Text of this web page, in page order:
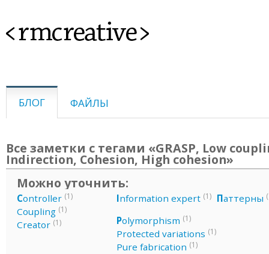
<rmcreative>
БЛОГ ФАЙЛЫ
Все заметки с тегами «GRASP, Low
Indirection, Cohesion, High cohesion»
Можно уточнить:
Controller (1)
Coupling (1)
Creator (1)
Information expert (1)
Polymorphism (1)
Protected variations (1)
Pure fabrication (1)
Паттерны